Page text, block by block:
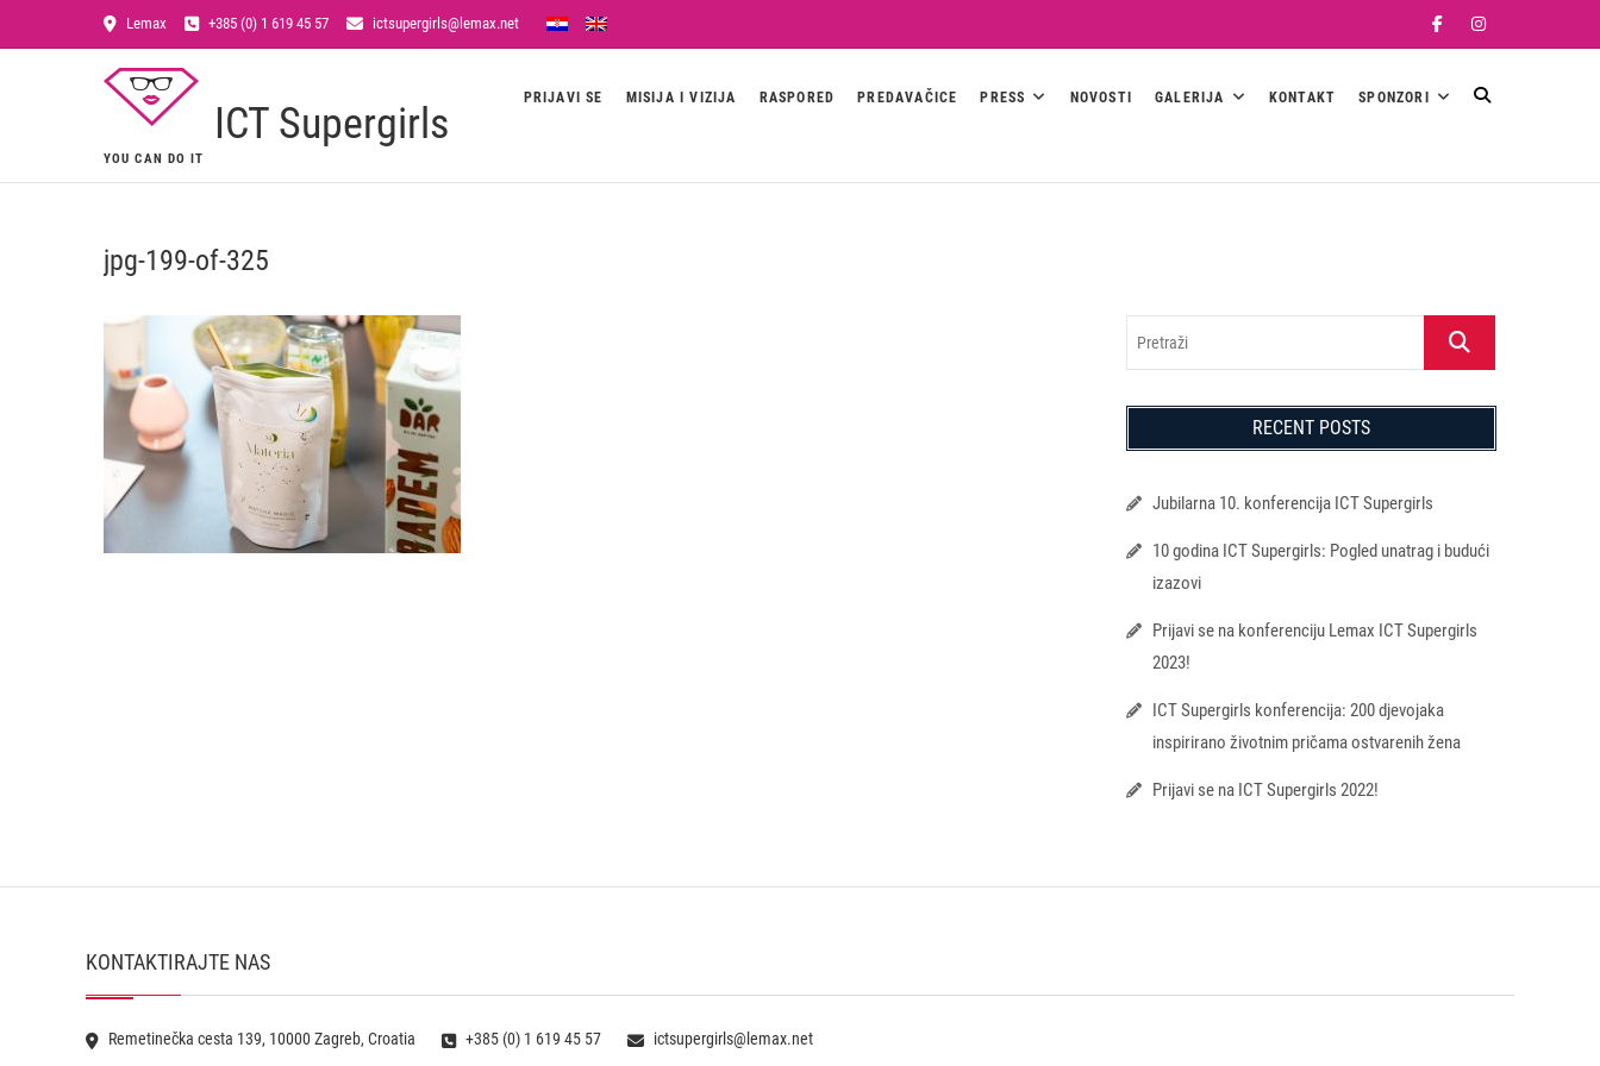
Lemax +385 (0) 1 619 45 57 ictsupergirls@lemax.net FacebookInstagram
ICT Supergirls
YOU CAN DO IT
PRIJAVI SE MISIJA I VIZIJA RASPORED PREDAVAČICE PRESS NOVOSTI GALERIJA KONTAKT SPONZORI
jpg-199-of-325
Pretraži
RECENT POSTS
Jubilarna 10. konferencija ICT Supergirls
10 godina ICT Supergirls: Pogled unatrag i budući
izazovi
Prijavi se na konferenciju Lemax ICT Supergirls
2023!
ICT Supergirls konferencija: 200 djevojaka
inspirirano životnim pričama ostvarenih žena
Prijavi se na ICT Supergirls 2022!
KONTAKTIRAJTE NAS
Remetinečka cesta 139, 10000 Zagreb, Croatia +385 (0) 1 619 45 57 ictsupergirls@lemax.net